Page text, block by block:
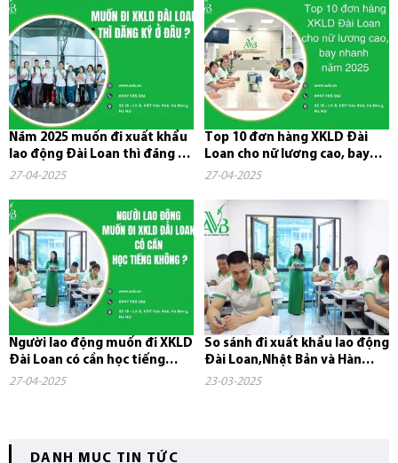
Năm 2025 muốn đi xuất khẩu
lao động Đài Loan thì đăng ký
ở đâu?
27-04-2025
Top 10 đơn hàng XKLD Đài
Loan cho nữ lương cao, bay
nhanh năm 2025
27-04-2025
Người lao động muốn đi XKLD
Đài Loan có cần học tiếng
không?
27-04-2025
So sánh đi xuất khẩu lao động
Đài Loan,Nhật Bản và Hàn
Quốc
23-03-2025
DANH MỤC TIN TỨC